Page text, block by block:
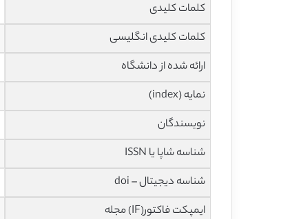
کلمات کلیدی
کلمات کلیدی انگلیسی
ارائه شده از دانشگاه
نمایه (index)
نویسندگان
شناسه شاپا یا ISSN
شناسه دیجیتال – doi
ایمپکت فاکتور(IF) مجله